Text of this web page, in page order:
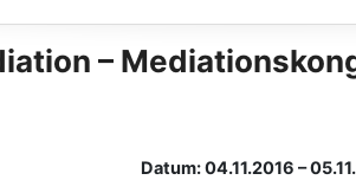
–
Datum: 04.11.2016 –